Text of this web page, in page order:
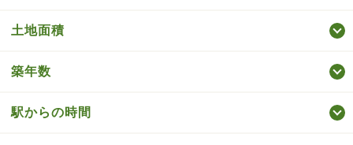
土地面積
築年数
駅からの時間